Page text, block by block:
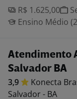
R$ 1.625,00
Ensino Médio
Atendimento
Salvador BA
3,9 Konecta
Salvador - BA